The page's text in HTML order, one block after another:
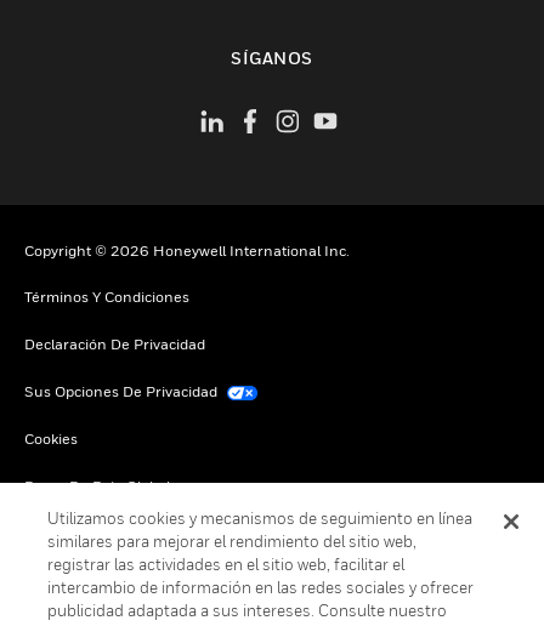
SÍGANOS
Copyright © 2026 Honeywell International Inc.
Términos Y Condiciones
Declaración De Privacidad
Sus Opciones De Privacidad
Cookies
Darse De Baja Global
Utilizamos cookies y mecanismos de seguimiento en línea
similares para mejorar el rendimiento del sitio web,
registrar las actividades en el sitio web, facilitar el
intercambio de información en las redes sociales y ofrecer
publicidad adaptada a sus intereses. Consulte nuestro